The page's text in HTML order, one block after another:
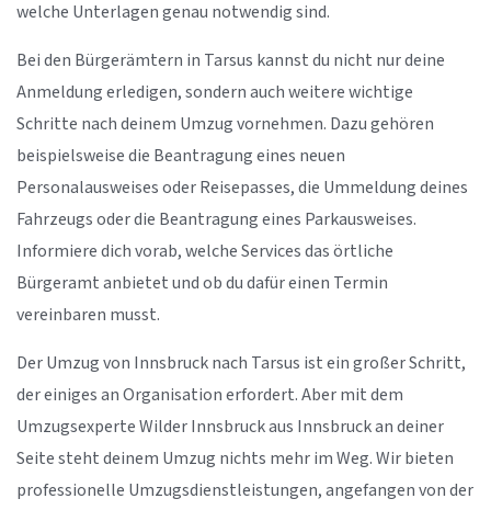
welche Unterlagen genau notwendig sind.
Bei den Bürgerämtern in Tarsus kannst du nicht nur deine
Anmeldung erledigen, sondern auch weitere wichtige
Schritte nach deinem Umzug vornehmen. Dazu gehören
beispielsweise die Beantragung eines neuen
Personalausweises oder Reisepasses, die Ummeldung deines
Fahrzeugs oder die Beantragung eines Parkausweises.
Informiere dich vorab, welche Services das örtliche
Bürgeramt anbietet und ob du dafür einen Termin
vereinbaren musst.
Der Umzug von Innsbruck nach Tarsus ist ein großer Schritt,
der einiges an Organisation erfordert. Aber mit dem
Umzugsexperte Wilder Innsbruck aus Innsbruck an deiner
Seite steht deinem Umzug nichts mehr im Weg. Wir bieten
professionelle Umzugsdienstleistungen, angefangen von der